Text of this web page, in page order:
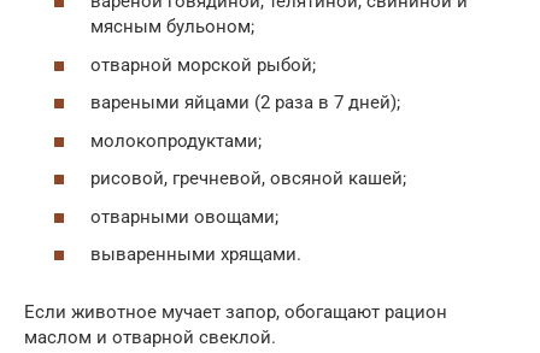
мясным бульоном;
отварной морской рыбой;
вареными яйцами (2 раза в 7 дней);
молокопродуктами;
рисовой, гречневой, овсяной кашей;
отварными овощами;
вываренными хрящами.
Если животное мучает запор, обогащают рацион
маслом и отварной свеклой.